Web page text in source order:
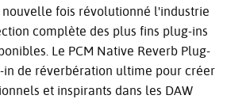
nouvelle fois révolutionné l'industrie
complète des plus fins plug-ins
Le PCM Native Reverb Plug-
in de réverbération ultime pour créer
et inspirants dans les DAW